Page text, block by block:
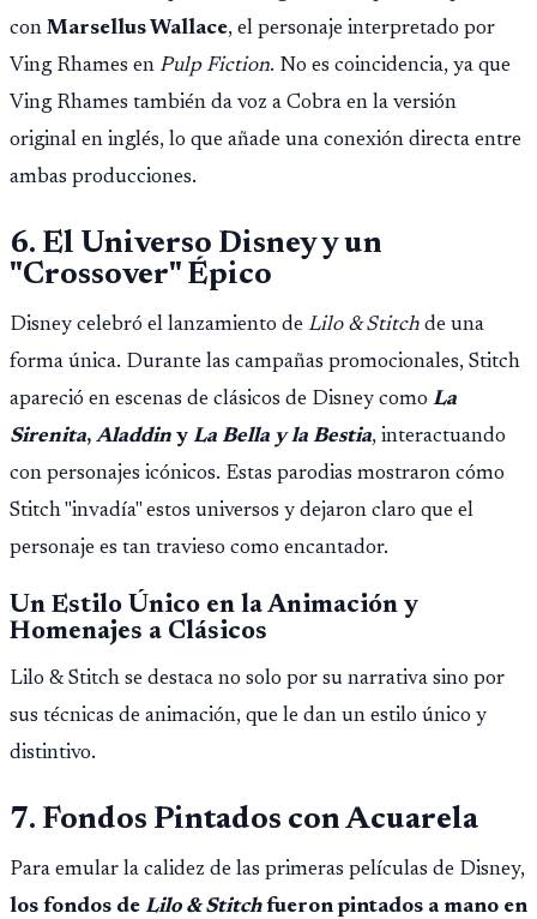
con Marsellus Wallace, el personaje interpretado por
Ving Rhames en Pulp Fiction. No es coincidencia, ya que
Ving Rhames también da voz a Cobra en la versión
original en inglés, lo que añade una conexión directa entre
ambas producciones.
6. El Universo Disney y un
"Crossover" Épico
Disney celebró el lanzamiento de Lilo & Stitch de una
forma única. Durante las campañas promocionales, Stitch
apareció en escenas de clásicos de Disney como La
Sirenita, Aladdin y La Bella y la Bestia, interactuando
con personajes icónicos. Estas parodias mostraron cómo
Stitch "invadía" estos universos y dejaron claro que el
personaje es tan travieso como encantador.
Un Estilo Único en la Animación y
Homenajes a Clásicos
Lilo & Stitch se destaca no solo por su narrativa sino por
sus técnicas de animación, que le dan un estilo único y
distintivo.
7. Fondos Pintados con Acuarela
Para emular la calidez de las primeras películas de Disney,
los fondos de Lilo & Stitchfueron pintados a mano en